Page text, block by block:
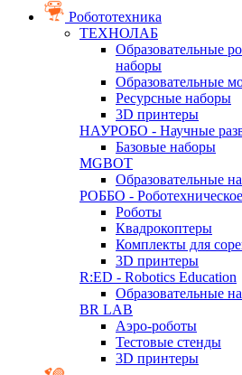
Робототехника
ТЕХНОЛАБ
Образовательные
наборы
Образовательные
Ресурсные наборы
3D принтеры
НАУРОБО - Научные
Базовые наборы
MGBOT
Образовательные
РОББО -
Роботы
Квадрокоптеры
Комплекты для
3D принтеры
R:ED - Robotics Education
Образовательные
BR LAB
Аэро-роботы
Тестовые стенды
3D принтеры